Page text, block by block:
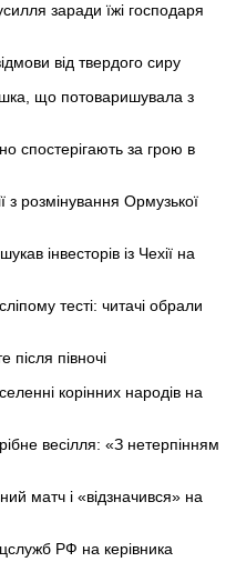
заради їжі господаря
від твердого сиру
що потоваришувала з
спостерігають за грою в
з розмінування Ормузької
інвесторів із Чехії на
тесті: читачі обрали
після півночі
корінних народів на
весілля: «З нетерпінням
матч і «відзначився» на
РФ на керівника